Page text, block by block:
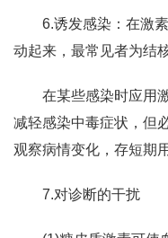
6.诱发感染：在激
动起来，最常见者为结
在某些感染时应用
减轻感染中毒症状，但
观察病情变化，存短期
7.对诊断的干扰